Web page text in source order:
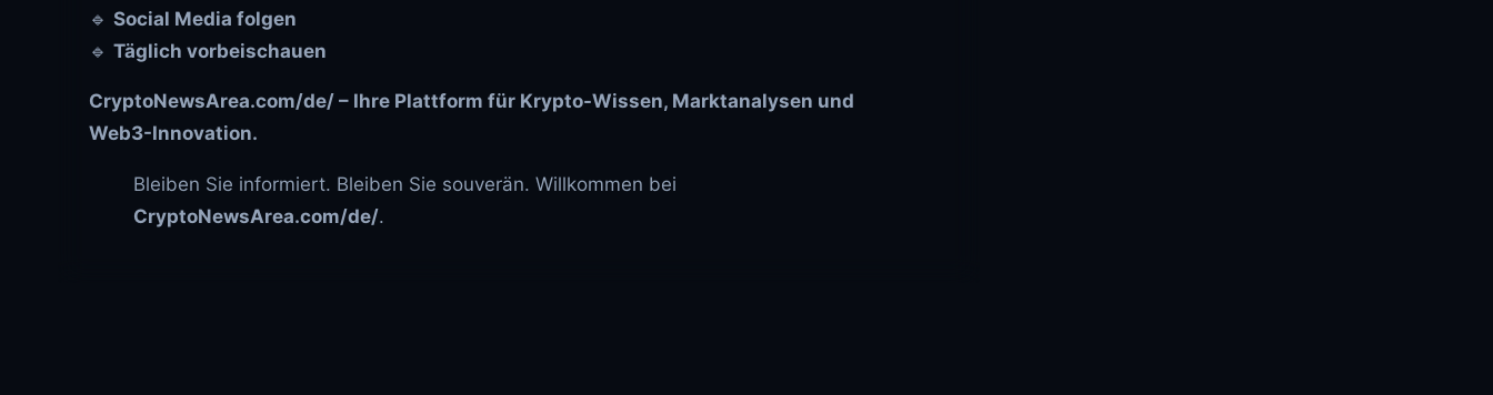
🔹 Social Media folgen
🔹 Täglich vorbeischauen
CryptoNewsArea.com/de/ – Ihre Plattform für Krypto-Wissen, Marktanalysen und
Web3-Innovation.
Bleiben Sie informiert. Bleiben Sie souverän. Willkommen bei
CryptoNewsArea.com/de/.